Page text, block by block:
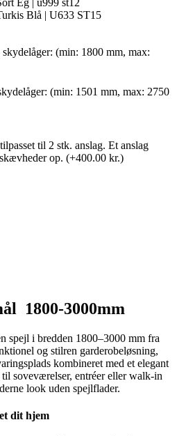
(min: 1800 mm, max:
(min: 1501 mm, max: 2750
til 2 stk. anslag. Et anslag
op. (+400.00 kr.)
1800-3000mm
spejl i bredden 1800–3000 mm fra
og stilren garderobeløsning,
kombineret med et elegant
soveværelser, entréer eller walk-in
look uden spejlflader.
dit hjem